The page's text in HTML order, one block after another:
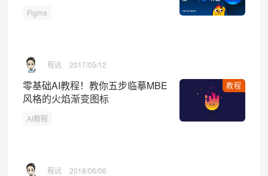
Figma
程远 2017/05/12
教程
零基础AI教程！教你五步临摹MBE
风格的火焰渐变图标
AI教程
程远 2018/06/06